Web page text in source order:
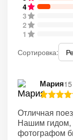
4
3
2
1
Сортировка:
Мария
Отличная
Нашим гидом,
фотографом